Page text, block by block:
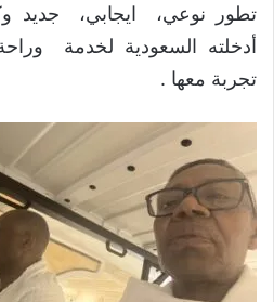
تطور نوعي، ايجابي، جديد
أدخلته السعودية لخدمة
تجربة معها .